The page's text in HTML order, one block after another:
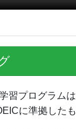
習プログラム
に準拠した